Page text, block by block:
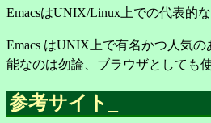
EmacsはUNIX/Linux上での代表的
Emacs はUNIX上で有名かつ人気
能なのは勿論、ブラウザとしても
参考サイト